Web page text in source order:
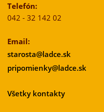
Telefón:
042 - 32 142 02
Email:
starosta@ladce.sk
pripomienky@ladce.sk
Všetky kontakty